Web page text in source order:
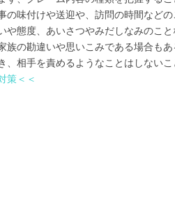
の味付けや送迎や、訪問の時間など
や態度、あいさつやみだしなみのこ
族の勘違いや思いこみである場合も
、相手を責めるようなことはしない
策＜＜